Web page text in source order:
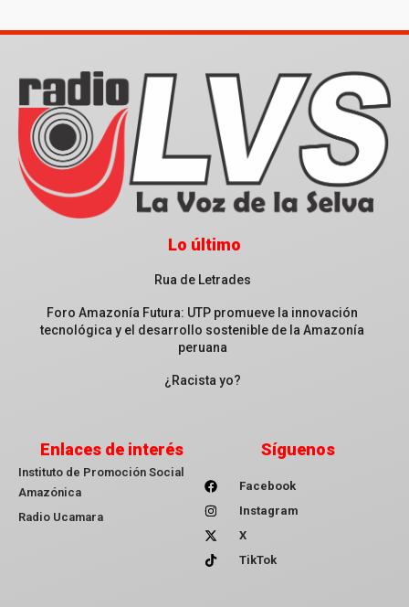
Lo último
Rua de Letrades
Foro Amazonía Futura: UTP promueve la innovación
tecnológica y el desarrollo sostenible de la Amazonía
peruana
¿Racista yo?
Enlaces de interés
Instituto de Promoción Social
Amazónica
Radio Ucamara
Síguenos
Facebook
Instagram
X
TikTok